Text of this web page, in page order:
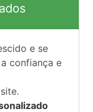
e se
confiança e